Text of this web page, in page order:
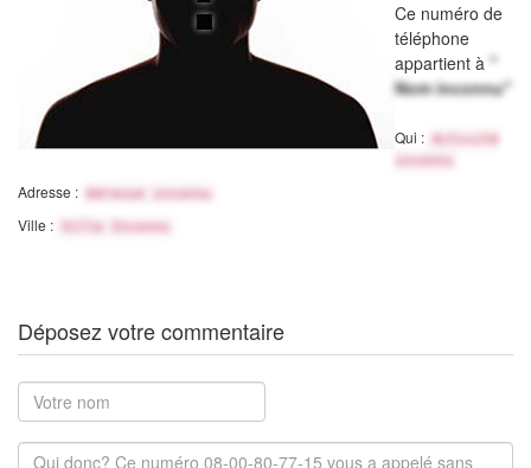
Ce numéro de
téléphone
appartient à "
Nom inconnu"
Qui :
Activité
inconnu
Adresse : Adresse inconnu
Ville : Ville Inconnu
Déposez votre commentaire